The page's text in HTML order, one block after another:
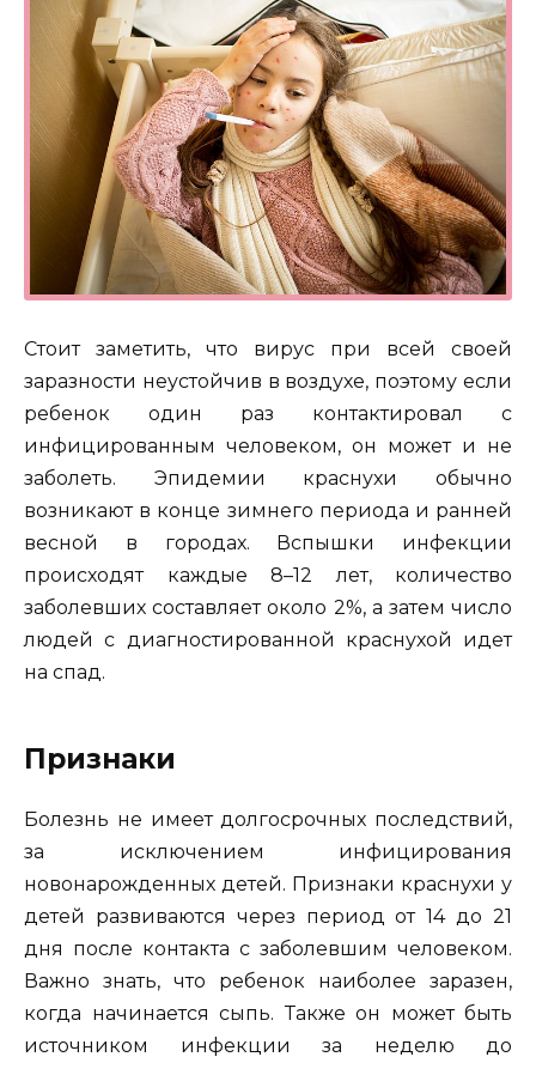
Стоит заметить, что вирус при всей своей
заразности неустойчив в воздухе, поэтому если
ребенок один раз контактировал с
инфицированным человеком, он может и не
заболеть. Эпидемии краснухи обычно
возникают в конце зимнего периода и ранней
весной в городах. Вспышки инфекции
происходят каждые 8–12 лет, количество
заболевших составляет около 2%, а затем число
людей с диагностированной краснухой идет
на спад.
Признаки
Болезнь не имеет долгосрочных последствий,
за исключением инфицирования
новонарожденных детей. Признаки краснухи у
детей развиваются через период от 14 до 21
дня после контакта с заболевшим человеком.
Важно знать, что ребенок наиболее заразен,
когда начинается сыпь. Также он может быть
источником инфекции за неделю до